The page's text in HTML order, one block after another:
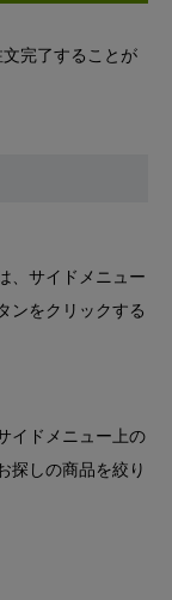
完了することが
、サイドメニュー
ンをクリックする
イドメニュー上の
探しの商品を絞り